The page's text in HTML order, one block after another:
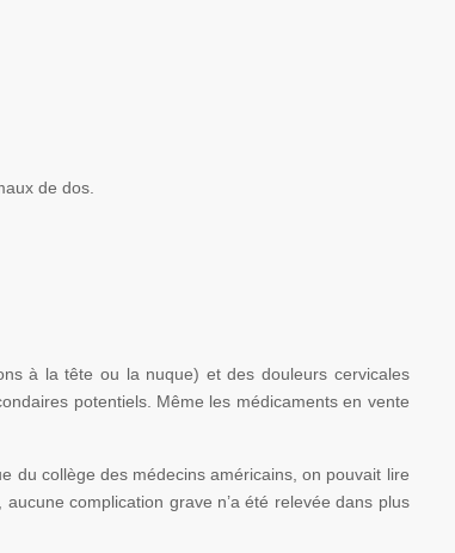
de dos.
à la tête ou la nuque) et des douleurs cervicales
potentiels. Même les médicaments en vente
du collège des médecins américains, on pouvait lire
complication grave n’a été relevée dans plus